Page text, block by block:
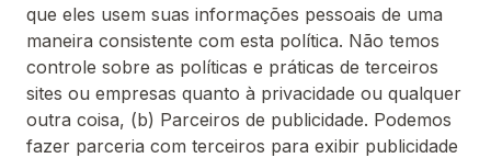
que eles usem suas informações pessoais de uma
maneira consistente com esta política. Não temos
controle sobre as políticas e práticas de terceiros
sites ou empresas quanto à privacidade ou qualquer
outra coisa, (b) Parceiros de publicidade. Podemos
fazer parceria com terceiros para exibir publicidade